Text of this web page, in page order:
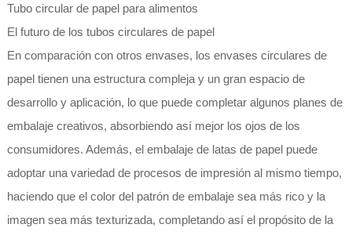
Tubo circular de papel para alimentos
El futuro de los tubos circulares de papel
En comparación con otros envases, los envases circulares de
papel tienen una estructura compleja y un gran espacio de
desarrollo y aplicación, lo que puede completar algunos planes de
embalaje creativos, absorbiendo así mejor los ojos de los
consumidores. Además, el embalaje de latas de papel puede
adoptar una variedad de procesos de impresión al mismo tiempo,
haciendo que el color del patrón de embalaje sea más rico y la
imagen sea más texturizada, completando así el propósito de la